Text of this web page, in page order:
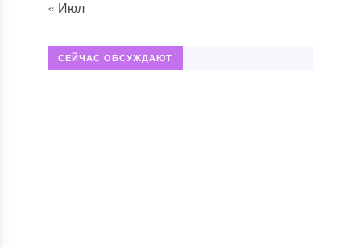
« Июл
СЕЙЧАС ОБСУЖДАЮТ